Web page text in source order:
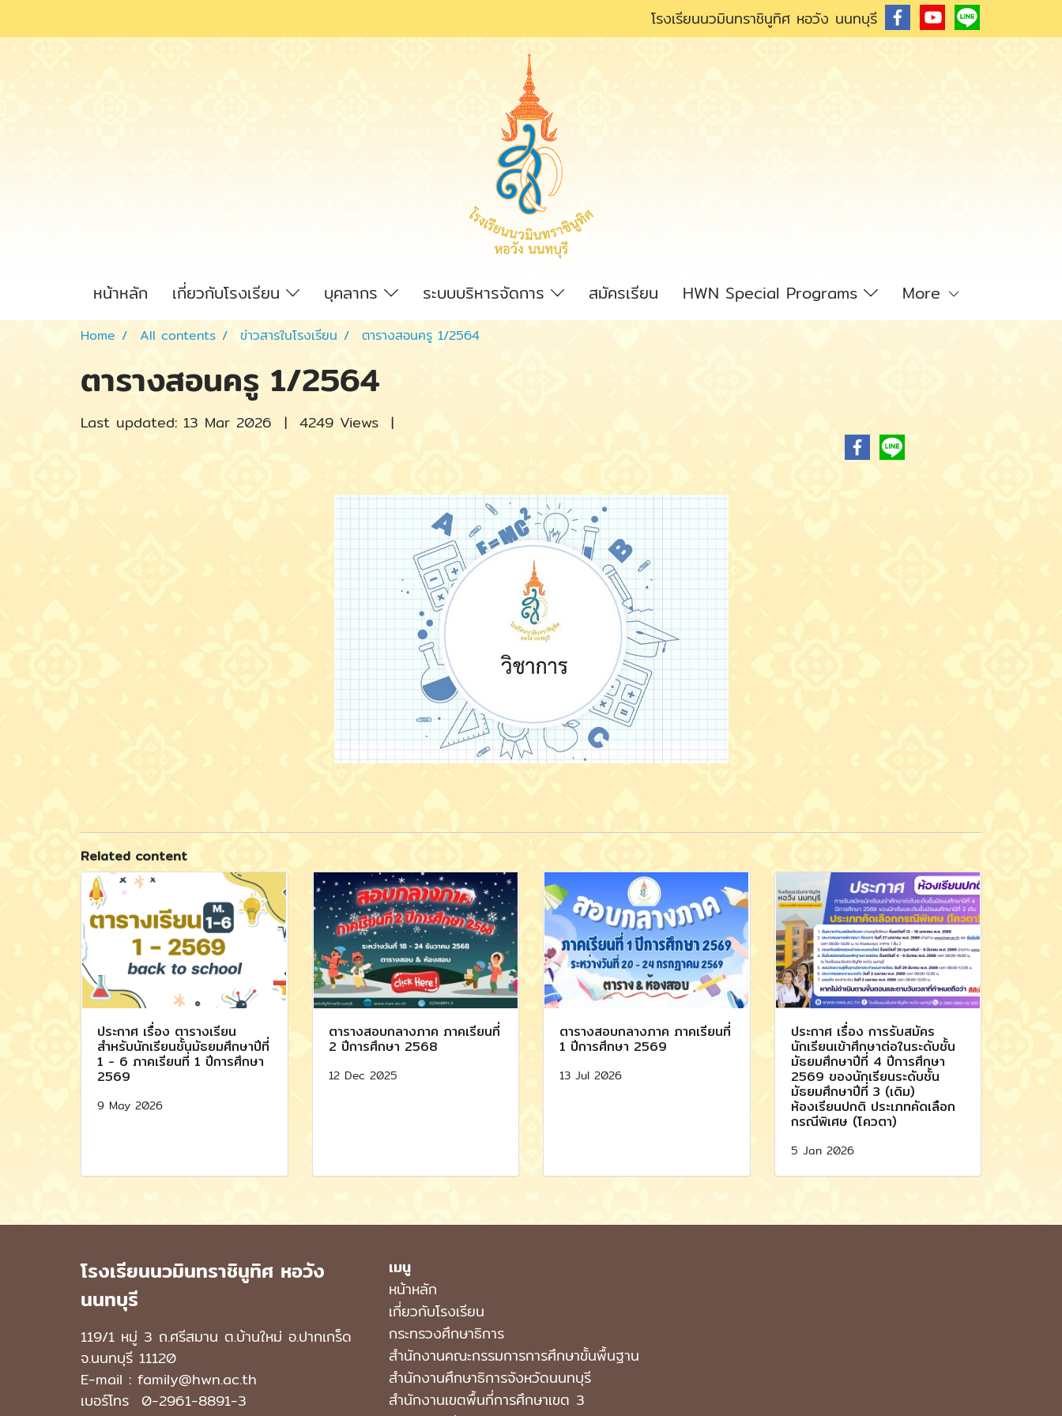
โรงเรียนนวมินทราชินูทิศ หอวัง นนทบุรี
หน้าหลัก เกี่ยวกับโรงเรียน บุคลากร ระบบบริหารจัดการ สมัครเรียน HWN Special Programs More
Home All contents ข่าวสารในโรงเรียน ตารางสอนครู 1/2564
ตารางสอนครู 1/2564
Last updated: 13 Mar 2026 | 4249 Views |
Related content
ประกาศ เรื่อง ตารางเรียน
สำหรับนักเรียนชั้นมัธยมศึกษาปีที่
1 - 6 ภาคเรียนที่ 1 ปีการศึกษา
2569
9 May 2026
ตารางสอบกลางภาค ภาคเรียนที่
2 ปีการศึกษา 2568
12 Dec 2025
ตารางสอบกลางภาค ภาคเรียนที่
1 ปีการศึกษา 2569
13 Jul 2026
ประกาศ เรื่อง การรับสมัคร
นักเรียนเข้าศึกษาต่อในระดับชั้น
มัธยมศึกษาปีที่ 4 ปีการศึกษา
2569 ของนักเรียนระดับชั้น
มัธยมศึกษาปีที่ 3 (เดิม)
ห้องเรียนปกติ ประเภทคัดเลือก
กรณีพิเศษ (โควตา)
5 Jan 2026
โรงเรียนนวมินทราชินูทิศ หอวัง
นนทบุรี
119/1 หมู่ 3 ถ.ศรีสมาน ต.บ้านใหม่ อ.ปากเกร็ด
จ.นนทบุรี 11120
E-mail : family@hwn.ac.th
เบอร์โทร 0-2961-8891-3
เมนู
หน้าหลัก
เกี่ยวกับโรงเรียน
กระทรวงศึกษาธิการ
สำนักงานคณะกรรมการการศึกษาขั้นพื้นฐาน
สำนักงานศึกษาธิการจังหวัดนนทบุรี
สำนักงานเขตพื้นที่การศึกษาเขต 3